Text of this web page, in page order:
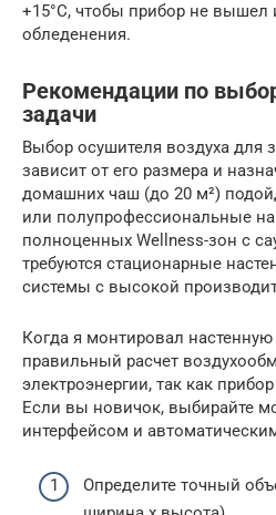
+15°C, чтобы прибор не вышел
обледенения.
Рекомендации по
задачи
Выбор осушителя воздуха для
зависит от его размера и
домашних чаш (до 20 м²)
или полупрофессиональные
полноценных Wellness-зон с
требуются стационарные
системы с высокой
Когда я монтировал
правильный расчет
электроэнергии, так как
Если вы новичок, выбирайте
интерфейсом и
Определите точный